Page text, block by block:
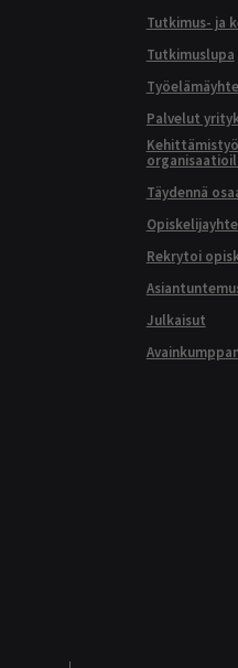
Tutkimus- ja
Tutkimuslupa
Palvelut
Täydennä
Rekrytoi
Julkaisut